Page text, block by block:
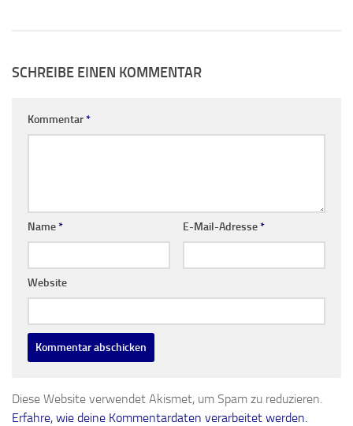
SCHREIBE EINEN KOMMENTAR
Kommentar*
Name* E-Mail-Adresse*
Website
Diese Website verwendet Akismet, um Spam zu reduzieren.
Erfahre, wie deine Kommentardaten verarbeitet werden.